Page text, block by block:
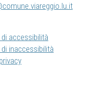
accessibilità
inaccessibilità